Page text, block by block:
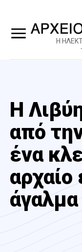
Η
Η
από
ένα
αρχαίο
άγαλμα